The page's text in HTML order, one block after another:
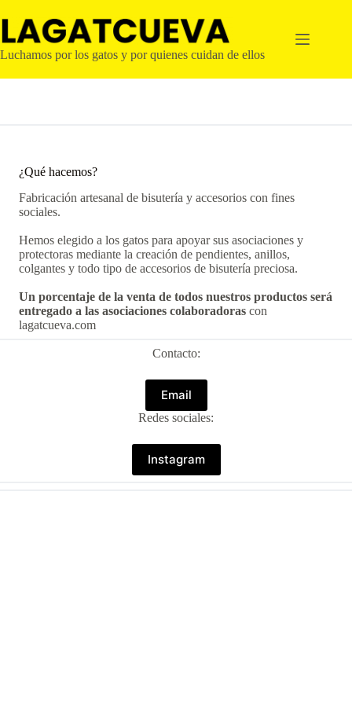
al
contenido
Luchamos por los gatos y por quienes cuidan de ellos
¿Qué hacemos?
Fabricación artesanal de bisutería y accesorios con fines
sociales.
Hemos elegido a los gatos para apoyar sus asociaciones y
protectoras mediante la creación de pendientes, anillos,
colgantes y todo tipo de accesorios de bisutería preciosa.
Un porcentaje de la venta de todos nuestros productos será
entregado a las asociaciones colaboradoras con
lagatcueva.com
Contacto:
Email
Redes sociales:
Instagram